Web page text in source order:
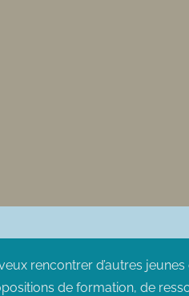
rencontrer d’autres
de formation, de